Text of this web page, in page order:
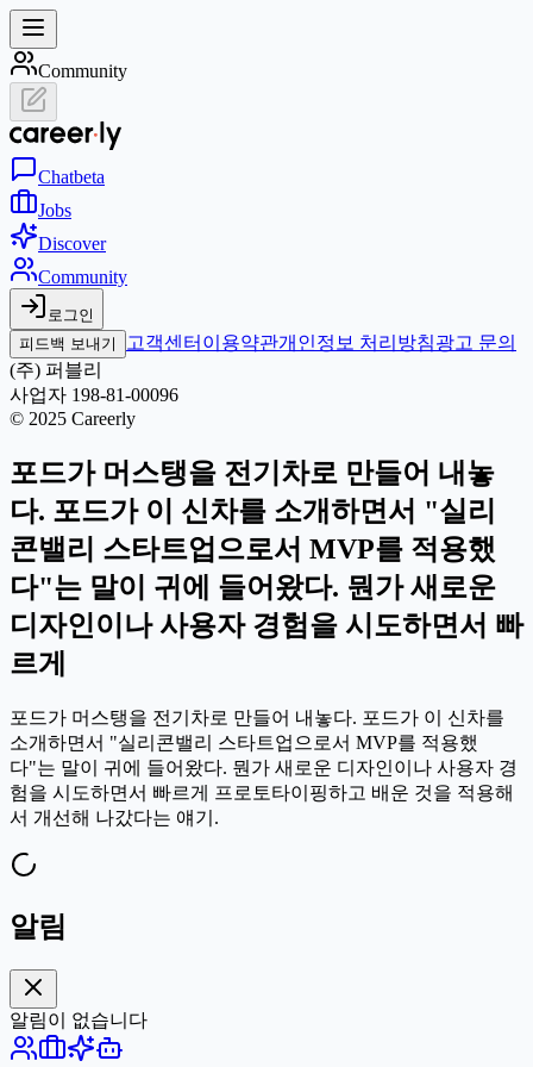
Community
Chatbeta
Jobs
Discover
Community
로그인
피드백 보내기
고객센터 이용약관개인정보 처리방침광고 문의
(주) 퍼블리
사업자 198-81-00096
© 2025 Careerly
포드가 머스탱을 전기차로 만들어 내놓
다. 포드가 이 신차를 소개하면서 "실리
콘밸리 스타트업으로서 MVP를 적용했
다"는 말이 귀에 들어왔다. 뭔가 새로운
디자인이나 사용자 경험을 시도하면서 빠
르게
포드가 머스탱을 전기차로 만들어 내놓다. 포드가 이 신차를
소개하면서 "실리콘밸리 스타트업으로서 MVP를 적용했
다"는 말이 귀에 들어왔다. 뭔가 새로운 디자인이나 사용자 경
험을 시도하면서 빠르게 프로토타이핑하고 배운 것을 적용해
서 개선해 나갔다는 얘기.
알림
알림이 없습니다